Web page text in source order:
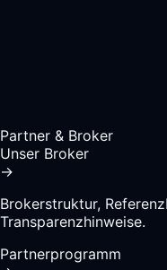
Partner & Broker
Unser Broker
→
Brokerstruktur,
Transparenzhinweise.
Partnerprogramm